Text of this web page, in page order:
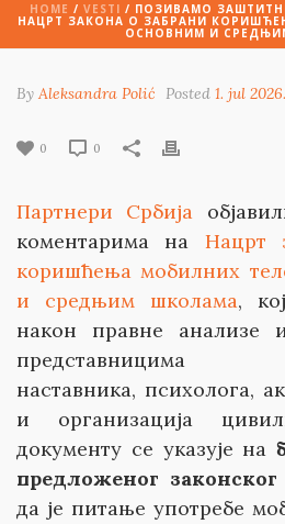
HOME / VESTI / ПОЗИВАМО
НАЦРТ ЗАКОНА О ЗАБРАНИ
ОСНОВНИМ И
By Aleksandra Polić Posted 1. jul 2026.
0 0
Партнери Србија
коментарима на Нацрт
коришћења мобилних
и средњим школама,
након правне анализе
представницима
наставника, психолога,
и организација
документу се указује на
предложеног
да је питање употребе